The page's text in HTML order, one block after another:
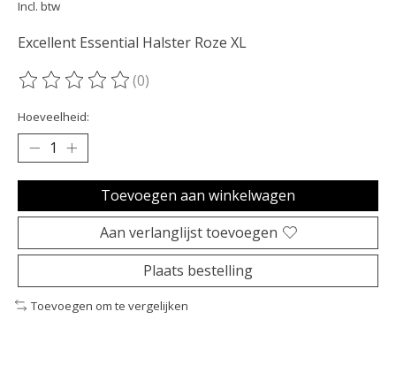
Incl. btw
Excellent Essential Halster Roze XL
De beoordeling van dit product is
(0)
Hoeveelheid:
Toevoegen aan winkelwagen
Aan verlanglijst toevoegen
Plaats bestelling
Toevoegen om te vergelijken